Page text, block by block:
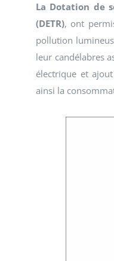
La Dotation de
(DETR), ont
pollution
leur candélabres
électrique et
ainsi la